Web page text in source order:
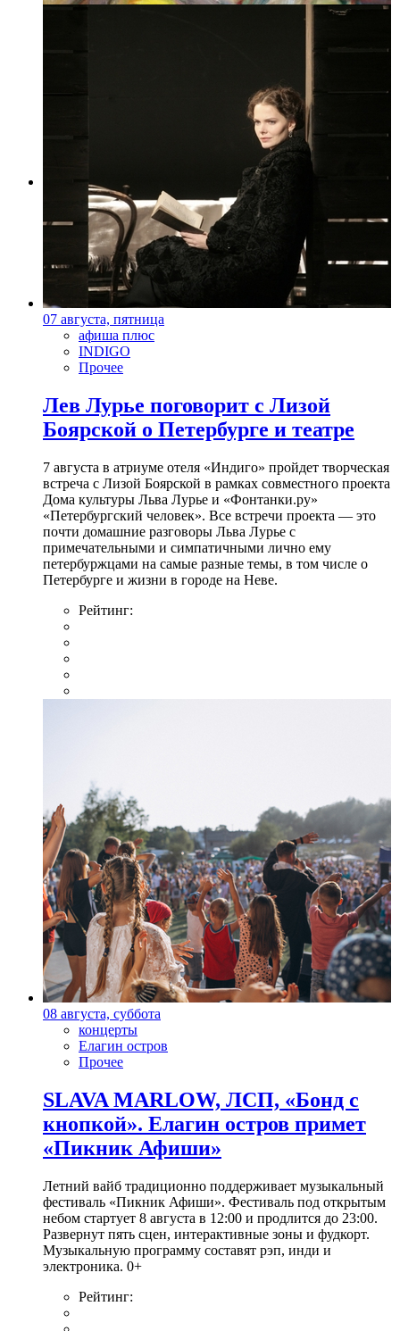
Фото: Пресс-служба галереи "Сарай"
07 августа, пятница
афиша плюс
INDIGO
Прочее
Лев Лурье поговорит с Лизой
Боярской о Петербурге и театре
7 августа в атриуме отеля «Индиго» пройдет творческая
встреча с Лизой Боярской в рамках совместного проекта
Дома культуры Льва Лурье и «Фонтанки.ру»
«Петербургский человек». Все встречи проекта — это
почти домашние разговоры Льва Лурье с
примечательными и симпатичными лично ему
петербуржцами на самые разные темы, в том числе о
Петербурге и жизни в городе на Неве.
Рейтинг:
08 августа, суббота
концерты
Елагин остров
Прочее
SLAVA MARLOW, ЛСП, «Бонд с
кнопкой». Елагин остров примет
«Пикник Афиши»
Летний вайб традиционно поддерживает музыкальный
фестиваль «Пикник Афиши». Фестиваль под открытым
небом стартует 8 августа в 12:00 и продлится до 23:00.
Развернут пять сцен, интерактивные зоны и фудкорт.
Музыкальную программу составят рэп, инди и
электроника. 0+
Рейтинг: